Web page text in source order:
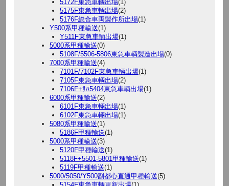
5172F東急車輌出場(1)
5175F東急車輌出場(2)
5176F総合車両製作所出場(1)
Y500系甲種輸送(1)
Y511F東急車輌出場(1)
5000系甲種輸送(0)
5108F/5506-5806東急車輌製造出場(0)
7000系甲種輸送(4)
7101F/7102F東急車輛出場(1)
7105F東急車輌出場(2)
7106F+ｻﾊ5404東急車輌出場(1)
6000系甲種輸送(2)
6101F東急車輛出場(1)
6102F東急車輛出場(1)
5080系甲種輸送(1)
5186F甲種輸送(1)
5000系甲種輸送(3)
5120F甲種輸送(1)
5118F+5501-5801甲種輸送(1)
5119F甲種輸送(1)
5000/5050/Y500副都心直通甲種輸送(5)